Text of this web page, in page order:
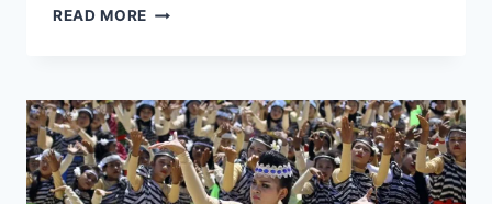
READ MORE UPACARA
TRADISI
SAKRAL
PENJAGA
HARMONI
DAN